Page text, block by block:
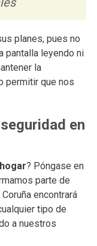
planes, pues no
pantalla leyendo ni
la
permitir que nos
en
? Póngase en
parte de
encontrará
tipo de
a nuestros